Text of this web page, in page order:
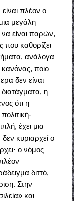
πλέον ο
μεγάλη
είναι παρών,
που καθορίζει
ανάλογα
κανόνας, ποιο
δεν είναι
η
ότι η
έχει μια
κυριαρχεί ο
ο νόμος
διττό,
Στην
και